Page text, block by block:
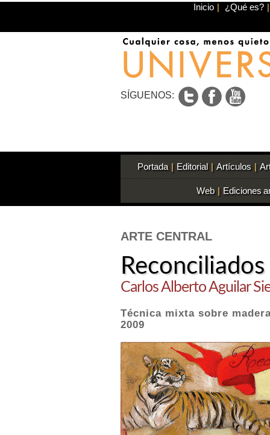
Inicio | ¿Qué es? |
SÍGUENOS:
Portada | Editorial | Artículos |
Web | Ediciones
ARTE CENTRAL
Reconciliados
Carlos Alberto Aguilar
Técnica mixta sobre
2009